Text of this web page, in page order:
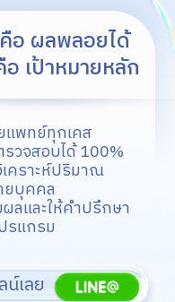
คือ ผลพลอยได้
อ เป้าหมายหลัก
แพทย์ทุกเคส
วจสอบได้ 100%
คราะห์ปริมาณ
ยบุคคล
ลและให้คำปรึกษา
รแกรม
น์เลย